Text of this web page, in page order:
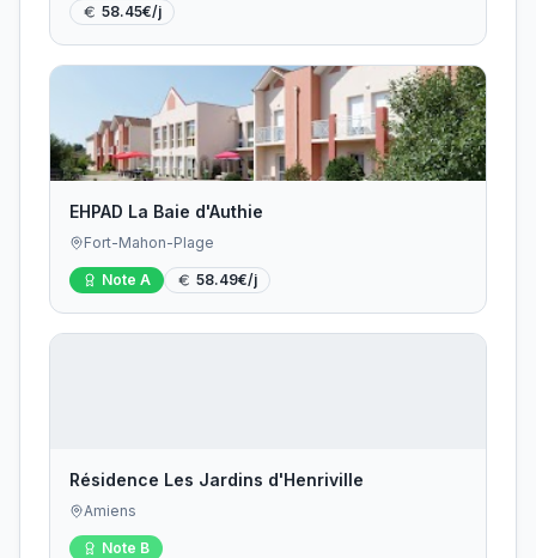
58.45€/j
EHPAD La Baie d'Authie
Fort-Mahon-Plage
Note A 58.49€/j
Résidence Les Jardins d'Henriville
Amiens
Note B